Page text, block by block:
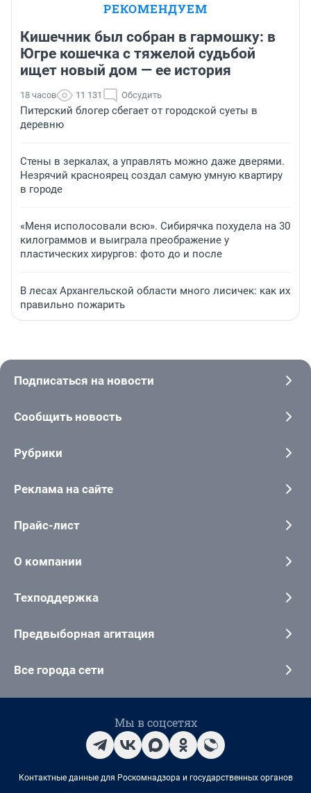
РЕКОМЕНДУЕМ
Кишечник был собран в гармошку: в
Югре кошечка с тяжелой судьбой
ищет новый дом — ее история
18 часов 11 131 Обсудить
Питерский блогер сбегает от городской суеты в
деревню
Стены в зеркалах, а управлять можно даже дверями.
Незрячий красноярец создал самую умную квартиру
в городе
«Меня исполосовали всю». Сибирячка похудела на 30
килограммов и выиграла преображение у
пластических хирургов: фото до и после
В лесах Архангельской области много лисичек: как их
правильно пожарить
Подписаться на новости
Сообщить новость
Рубрики
Реклама на сайте
Прайс-лист
О компании
Техподдержка
Предвыборная агитация
Все города сети
Мы в соцсетях
Контактные данные для Роскомнадзора и государственных органов